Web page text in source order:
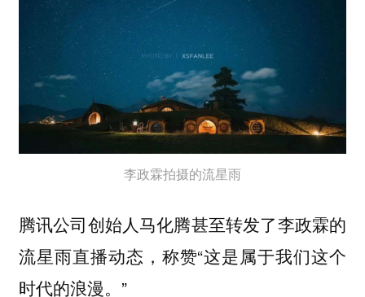
李政霖拍摄的流星雨
腾讯公司创始人马化腾甚至转发了李政霖的
流星雨直播动态，称赞“这是属于我们这个
时代的浪漫。”